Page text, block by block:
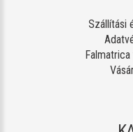
Szállítási